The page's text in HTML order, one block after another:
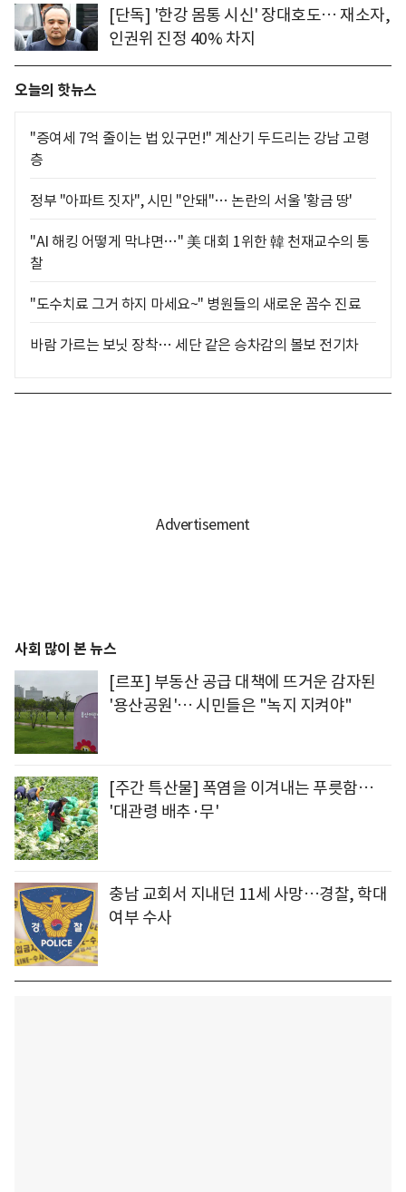
[단독] '한강 몸통 시신' 장대호도… 재소자,
인권위 진정 40% 차지
오늘의 핫뉴스
"증여세 7억 줄이는 법 있구먼!" 계산기 두드리는 강남 고령
층
정부 "아파트 짓자", 시민 "안돼"… 논란의 서울 '황금 땅'
"AI 해킹 어떻게 막냐면…" 美 대회 1위한 韓 천재교수의 통
찰
"도수치료 그거 하지 마세요~" 병원들의 새로운 꼼수 진료
바람 가르는 보닛 장착… 세단 같은 승차감의 볼보 전기차
사회 많이 본 뉴스
[르포] 부동산 공급 대책에 뜨거운 감자된
'용산공원'… 시민들은 "녹지 지켜야"
[주간 특산물] 폭염을 이겨내는 푸릇함…
'대관령 배추·무'
충남 교회서 지내던 11세 사망…경찰, 학대
여부 수사